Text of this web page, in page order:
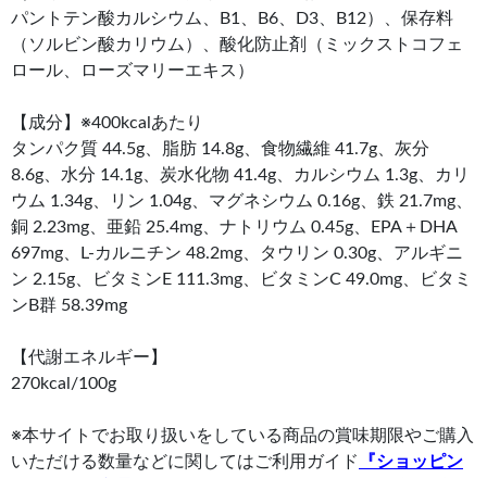
パントテン酸カルシウム、B1、B6、D3、B12）、保存料
（ソルビン酸カリウム）、酸化防止剤（ミックストコフェ
ロール、ローズマリーエキス）
【成分】※400kcalあたり
タンパク質 44.5g、脂肪 14.8g、食物繊維 41.7g、灰分
8.6g、水分 14.1g、炭水化物 41.4g、カルシウム 1.3g、カリ
ウム 1.34g、リン 1.04g、マグネシウム 0.16g、鉄 21.7mg、
銅 2.23mg、亜鉛 25.4mg、ナトリウム 0.45g、EPA＋DHA
697mg、L-カルニチン 48.2mg、タウリン 0.30g、アルギニ
ン 2.15g、ビタミンE 111.3mg、ビタミンC 49.0mg、ビタミ
ンB群 58.39mg
【代謝エネルギー】
270kcal/100g
※本サイトでお取り扱いをしている商品の賞味期限やご購入
いただける数量などに関してはご利用ガイド
『ショッピン